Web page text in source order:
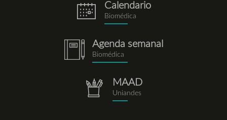
eventos.png
Calendario
Biomédica
notebook.png
Agenda semanal
Biomédica
repositorio.png
MAAD
Uniandes